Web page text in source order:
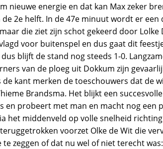
nieuwe energie en dat kan Max zeker
2e helft. In de 47e minuut wordt er
die ziet zijn schot gekeerd door
voor buitenspel en dus gaat dit
blijft de stand nog steeds 1-0.
van de ploeg uit Dokkum zijn
kant merken de toeschouwers dat de
Brandsma. Het blijkt een
en probeert met man en macht nog
het middenveld op volle snelheid
voorzet Olke de Wit die
zeggen of dat nu wel of niet terecht